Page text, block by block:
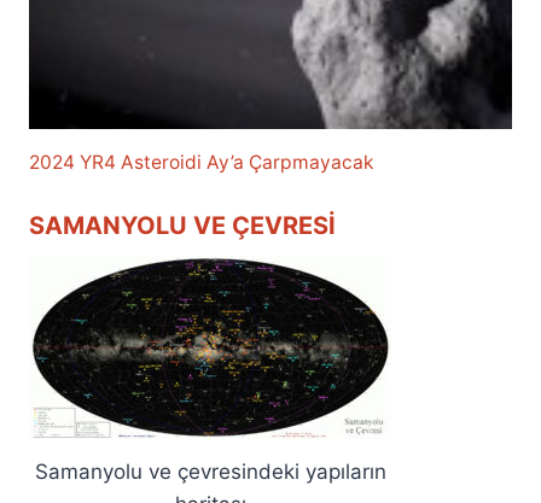
2024 YR4 Asteroidi Ay’a Çarpmayacak
SAMANYOLU VE ÇEVRESI
Samanyolu ve çevresindeki yapıların